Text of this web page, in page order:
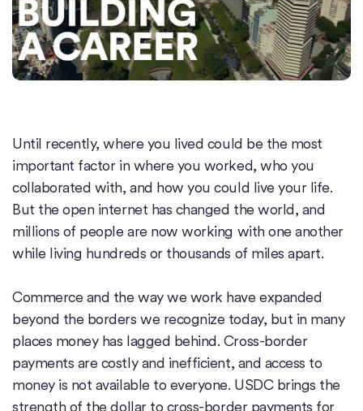
Until recently, where you lived could be the most
important factor in where you worked, who you
collaborated with, and how you could live your life.
But the open internet has changed the world, and
millions of people are now working with one another
while living hundreds or thousands of miles apart.
Commerce and the way we work have expanded
beyond the borders we recognize today, but in many
places money has lagged behind. Cross-border
payments are costly and inefficient, and access to
money is not available to everyone. USDC brings the
strength of the dollar to cross-border payments for